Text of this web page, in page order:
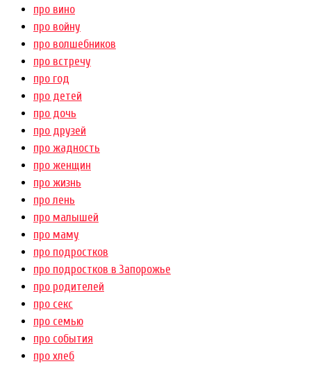
про вино
про войну
про волшебников
про встречу
про год
про детей
про дочь
про друзей
про жадность
про женщин
про жизнь
про лень
про малышей
про маму
про подростков
про подростков в Запорожье
про родителей
про секс
про семью
про события
про хлеб